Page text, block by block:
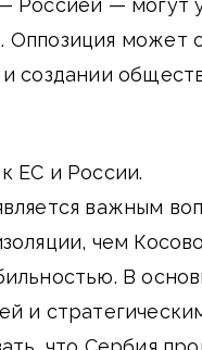
Россией — могут
Оппозиция может
создании
ЕС и России.
важным
чем
В
и